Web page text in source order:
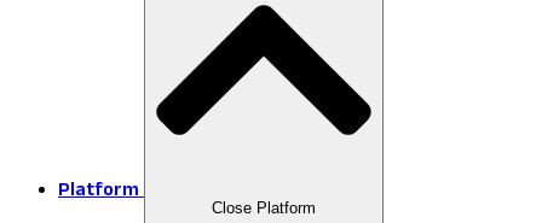
Platform
Close Platform